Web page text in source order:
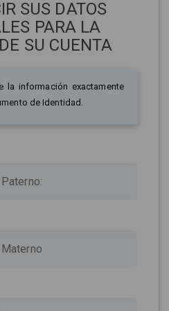
SUS DATOS
PARA LA
SU CUENTA
la información exactamente
de Identidad.